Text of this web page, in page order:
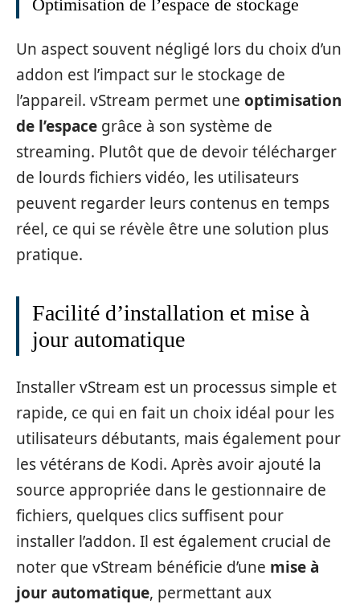
Optimisation de l’espace de stockage
Un aspect souvent négligé lors du choix d’un
addon est l’impact sur le stockage de
l’appareil. vStream permet une optimisation
de l’espace grâce à son système de
streaming. Plutôt que de devoir télécharger
de lourds fichiers vidéo, les utilisateurs
peuvent regarder leurs contenus en temps
réel, ce qui se révèle être une solution plus
pratique.
Facilité d’installation et mise à
jour automatique
Installer vStream est un processus simple et
rapide, ce qui en fait un choix idéal pour les
utilisateurs débutants, mais également pour
les vétérans de Kodi. Après avoir ajouté la
source appropriée dans le gestionnaire de
fichiers, quelques clics suffisent pour
installer l’addon. Il est également crucial de
noter que vStream bénéficie d’une mise à
jour automatique, permettant aux